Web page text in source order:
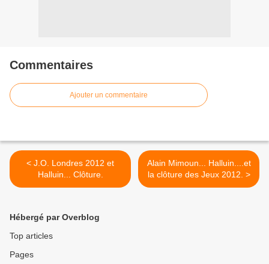
Commentaires
Ajouter un commentaire
< J.O. Londres 2012 et
Halluin... Clôture.
Alain Mimoun... Halluin....et
la clôture des Jeux 2012. >
Hébergé par Overblog
Top articles
Pages